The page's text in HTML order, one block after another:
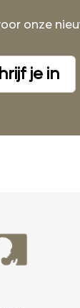
onze
je in